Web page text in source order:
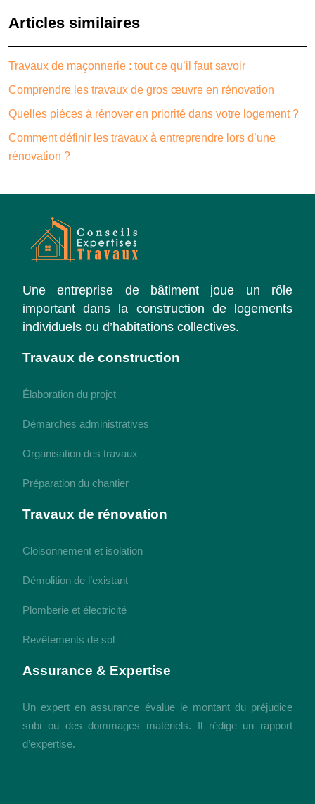
Articles similaires
Travaux de maçonnerie : tout ce qu’il faut savoir
Comprendre les travaux de gros œuvre en rénovation
Quelles pièces à rénover en priorité dans votre logement ?
Comment définir les travaux à entreprendre lors d’une
rénovation ?
Une entreprise de bâtiment joue un rôle
important dans la construction de logements
individuels ou d’habitations collectives.
Travaux de construction
Élaboration du projet
Démarches administratives
Organisation des travaux
Préparation du chantier
Travaux de rénovation
Cloisonnement et isolation
Démolition de l’existant
Plomberie et électricité
Revêtements de sol
Assurance & Expertise
Un expert en assurance évalue le montant du préjudice
subi ou des dommages matériels. Il rédige un rapport
d’expertise.